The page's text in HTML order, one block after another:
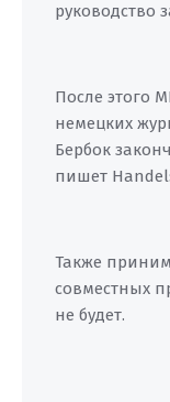
руководство
После этого
немецких
Бербок
пишет
Также
совместных
не будет.